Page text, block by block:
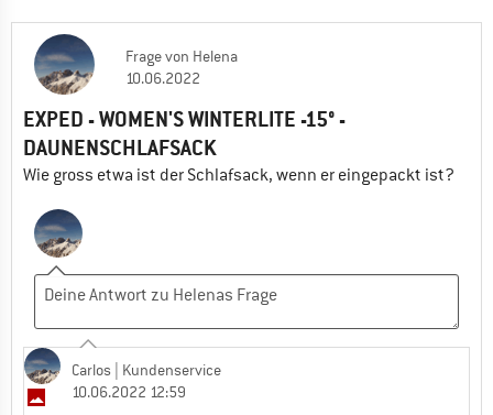
Fragevon Helena
10.06.2022
EXPED - WOMEN'S WINTERLITE -15° -
DAUNENSCHLAFSACK
Wie gross etwa ist der Schlafsack, wenn er eingepackt ist?
Carlos | Kundenservice
10.06.2022 12:59